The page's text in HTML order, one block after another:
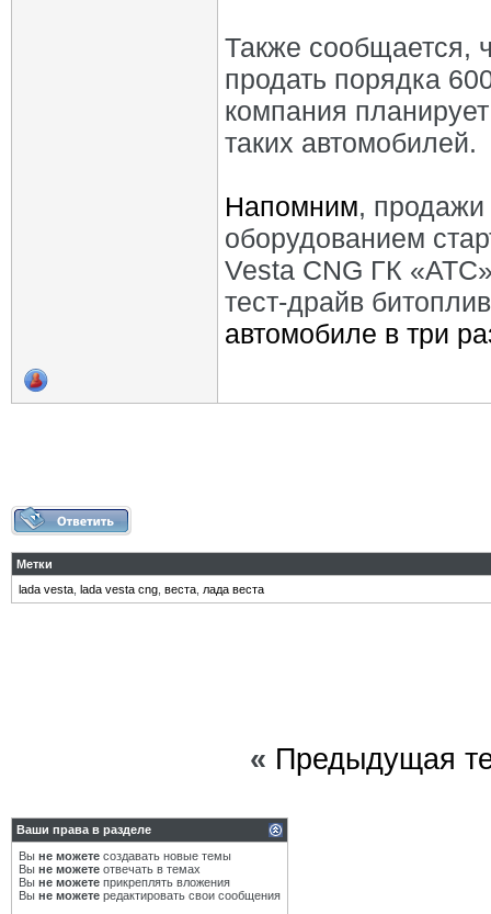
Также сообщается,
продать порядка
компания
таких автомобилей.
Напомним, продажи
оборудованием
Vesta CNG ГК
тест-драйв
автомобиле в три
Метки
lada vesta lada vesta cng веста лада веста
« Предыдущая
Ваши права в разделе
Вы не можете создавать новые темы
Вы не можете отвечать в темах
Вы не можете прикреплять вложения
Вы не можете редактировать свои сообщения